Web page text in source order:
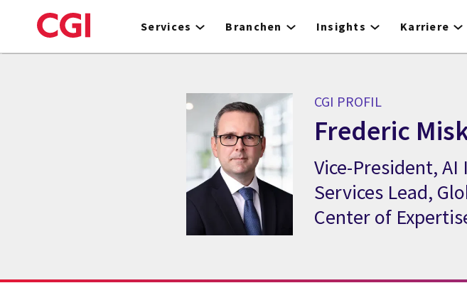
to
Services Branchen Insights Karriere
CGI PROFIL
Frederic
CGI Profil Frederic Miskawi
Vice-President,
Services Lead,
Center of